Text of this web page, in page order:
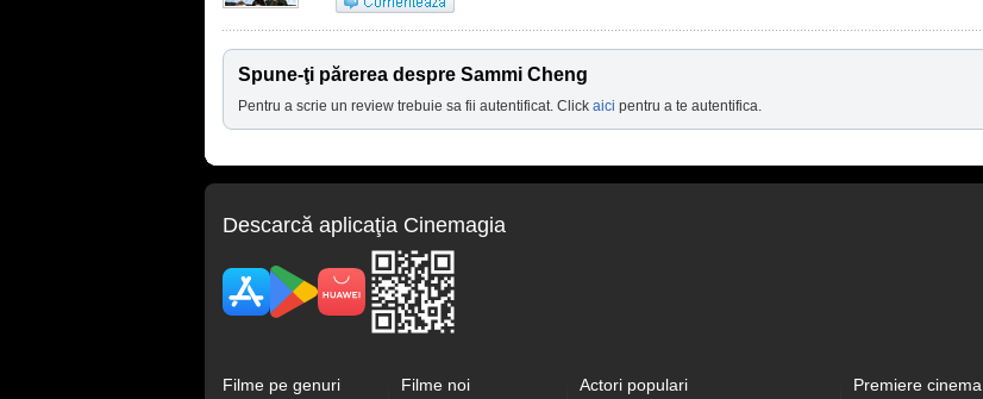
Spune-ţi părerea despre Sammi Cheng
Pentru a scrie un review trebuie sa fii autentificat. Click aici pentru a te autentifica.
Descarcă aplicaţia Cinemagia
Filme pe genuri Filme noi Actori populari Premiere cinema